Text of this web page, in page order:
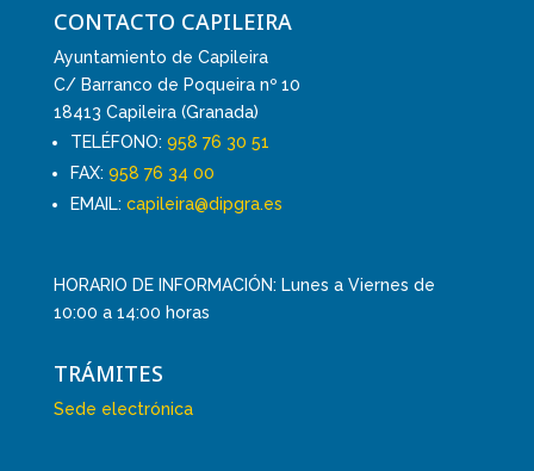
CONTACTO CAPILEIRA
Ayuntamiento de Capileira
C/ Barranco de Poqueira nº 10
18413 Capileira (Granada)
TELÉFONO: 958 76 30 51
FAX: 958 76 34 00
EMAIL: capileira@dipgra.es
HORARIO DE INFORMACIÓN: Lunes a Viernes de
10:00 a 14:00 horas
TRÁMITES
Sede electrónica